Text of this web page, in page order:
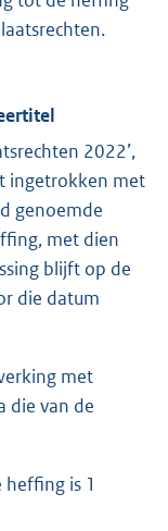
2022’,
ingetrokken met
genoemde
met dien
blijft op de
die datum
met
die van de
is 1